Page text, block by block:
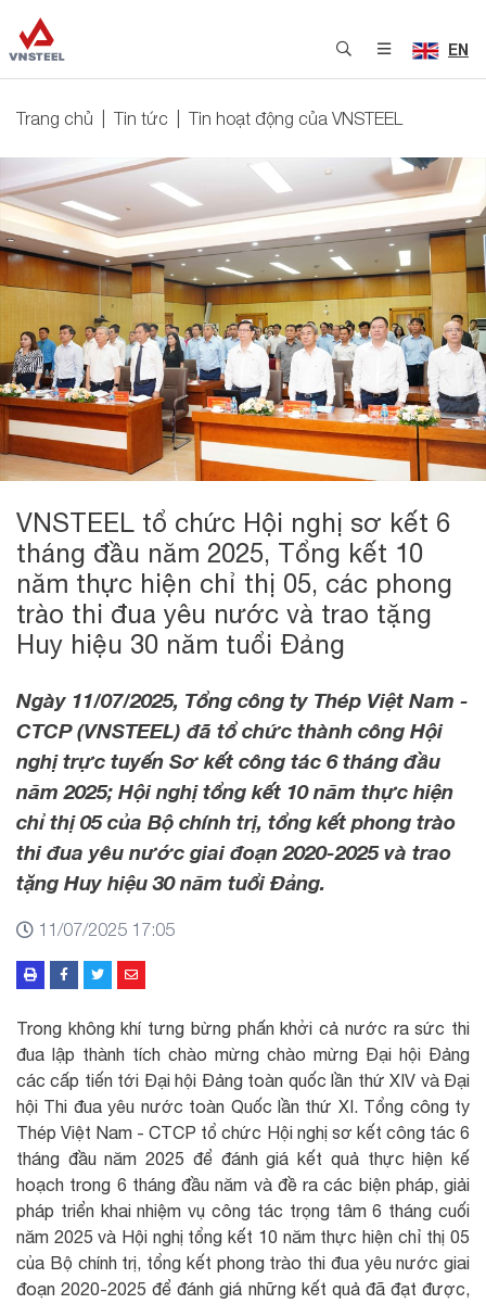
EN
Trang chủ Tin tức Tin hoạt động của VNSTEEL
VNSTEEL tổ chức Hội nghị sơ kết 6
tháng đầu năm 2025, Tổng kết 10
năm thực hiện chỉ thị 05, các phong
trào thi đua yêu nước và trao tặng
Huy hiệu 30 năm tuổi Đảng
Ngày 11/07/2025, Tổng công ty Thép Việt Nam -
CTCP (VNSTEEL) đã tổ chức thành công Hội
nghị trực tuyến Sơ kết công tác 6 tháng đầu
năm 2025; Hội nghị tổng kết 10 năm thực hiện
chỉ thị 05 của Bộ chính trị, tổng kết phong trào
thi đua yêu nước giai đoạn 2020-2025 và trao
tặng Huy hiệu 30 năm tuổi Đảng.
11/07/2025 17:05
Trong không khí tưng bừng phấn khởi cả nước ra sức thi
đua lập thành tích chào mừng chào mừng Đại hội Đảng
các cấp tiến tới Đại hội Đảng toàn quốc lần thứ XIV và Đại
hội Thi đua yêu nước toàn Quốc lần thứ XI. Tổng công ty
Thép Việt Nam - CTCP tổ chức Hội nghị sơ kết công tác 6
tháng đầu năm 2025 để đánh giá kết quả thực hiện kế
hoạch trong 6 tháng đầu năm và đề ra các biện pháp, giải
pháp triển khai nhiệm vụ công tác trọng tâm 6 tháng cuối
năm 2025 và Hội nghị tổng kết 10 năm thực hiện chỉ thị 05
của Bộ chính trị, tổng kết phong trào thi đua yêu nước giai
đoạn 2020-2025 để đánh giá những kết quả đã đạt được,